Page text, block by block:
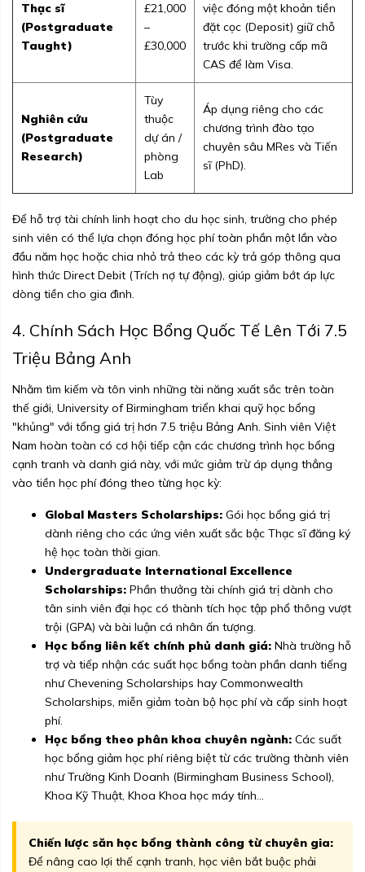
Thạc sĩ
(Postgraduate
Taught)
£21,000
–
£30,000
việc đóng một khoản tiền
đặt cọc (Deposit) giữ chỗ
trước khi trường cấp mã
CAS để làm Visa.
Nghiên cứu
(Postgraduate
Research)
Tùy
thuộc
dự án /
phòng
Lab
Áp dụng riêng cho các
chương trình đào tạo
chuyên sâu MRes và Tiến
sĩ (PhD).
Để hỗ trợ tài chính linh hoạt cho du học sinh, trường cho phép
sinh viên có thể lựa chọn đóng học phí toàn phần một lần vào
đầu năm học hoặc chia nhỏ trả theo các kỳ trả góp thông qua
hình thức Direct Debit (Trích nợ tự động), giúp giảm bớt áp lực
dòng tiền cho gia đình.
4. Chính Sách Học Bổng Quốc Tế Lên Tới 7.5
Triệu Bảng Anh
Nhằm tìm kiếm và tôn vinh những tài năng xuất sắc trên toàn
thế giới, University of Birmingham triển khai quỹ học bổng
"khủng" với tổng giá trị hơn 7.5 triệu Bảng Anh. Sinh viên Việt
Nam hoàn toàn có cơ hội tiếp cận các chương trình học bổng
cạnh tranh và danh giá này, với mức giảm trừ áp dụng thẳng
vào tiền học phí đóng theo từng học kỳ:
Global Masters Scholarships: Gói học bổng giá trị
dành riêng cho các ứng viên xuất sắc bậc Thạc sĩ đăng ký
hệ học toàn thời gian.
Undergraduate International Excellence
Scholarships: Phần thưởng tài chính giá trị dành cho
tân sinh viên đại học có thành tích học tập phổ thông vượt
trội (GPA) và bài luận cá nhân ấn tượng.
Học bổng liên kết chính phủ danh giá: Nhà trường hỗ
trợ và tiếp nhận các suất học bổng toàn phần danh tiếng
như Chevening Scholarships hay Commonwealth
Scholarships, miễn giảm toàn bộ học phí và cấp sinh hoạt
phí.
Học bổng theo phân khoa chuyên ngành: Các suất
học bổng giảm học phí riêng biệt từ các trường thành viên
như Trường Kinh Doanh (Birmingham Business School),
Khoa Kỹ Thuật, Khoa Khoa học máy tính...
Chiến lược săn học bổng thành công từ chuyên gia:
Để nâng cao lợi thế cạnh tranh, học viên bắt buộc phải